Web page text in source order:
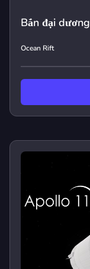
Bắn đại dương
Ocean Rift